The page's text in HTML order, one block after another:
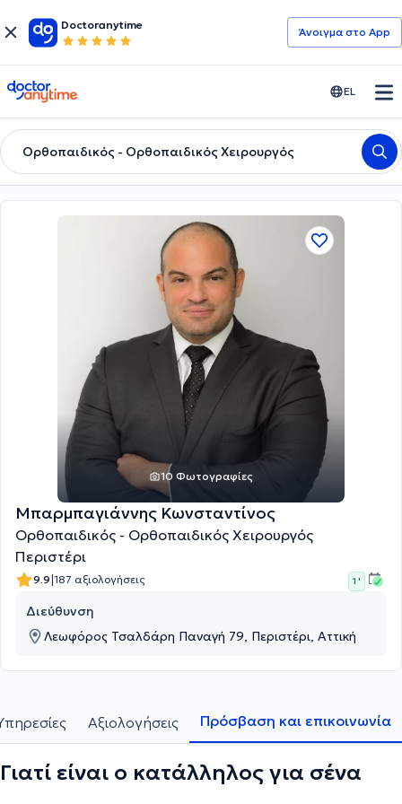
Doctoranytime
Άνοιγμα στο App
doctoranytime EL
Ορθοπαιδικός - Ορθοπαιδικός Χειρουργός
10 Φωτογραφίες
Μπαρμπαγιάννης Κωνσταντίνος
Ορθοπαιδικός - Ορθοπαιδικός Χειρουργός
Περιστέρι
9.9|187 αξιολογήσεις 1 '
Διεύθυνση
Λεωφόρος Τσαλδάρη Παναγή 79, Περιστέρι, Αττική
Αξιολογήσεις Πρόσβαση και επικοινωνία
Γιατί είναι ο κατάλληλος για σένα